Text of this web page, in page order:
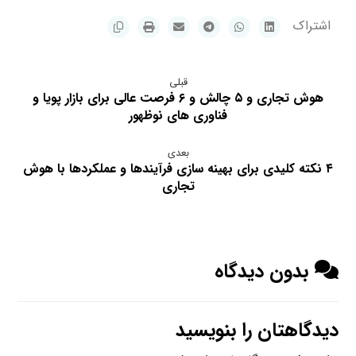
قبلی
هوش تجاری و ۵ چالش و ۶ فرصت عالی برای بازار پویا و
فناوری های نوظهور
بعدی
۴ نکته کلیدی برای بهینه سازی فرآیندها و عملکردها با هوش
تجاری
بدون دیدگاه
دیدگاهتان را بنویسید